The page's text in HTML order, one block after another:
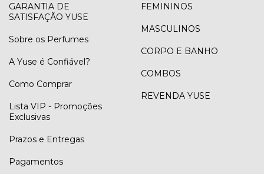
GARANTIA DE
SATISFAÇÃO YUSE
Sobre os Perfumes
A Yuse é Confiável?
Como Comprar
Lista VIP - Promoções
Exclusivas
Prazos e Entregas
Pagamentos
FEMININOS
MASCULINOS
CORPO E BANHO
COMBOS
REVENDA YUSE